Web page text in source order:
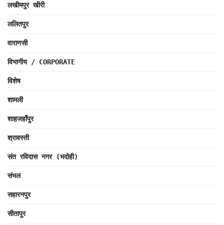
लखीमपुर खीरी
ललितपुर
वाराणसी
विभागीय / CORPORATE
विशेष
शामली
शाहजहाँपुर
श्रावस्ती
संत रविदास नगर (भदोही)
संभल
सहारनपुर
सीतापुर